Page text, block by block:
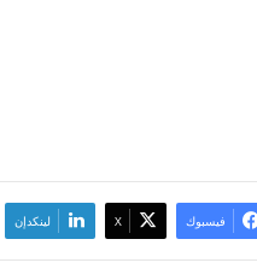
فيسبوك ‫X لينكدإن